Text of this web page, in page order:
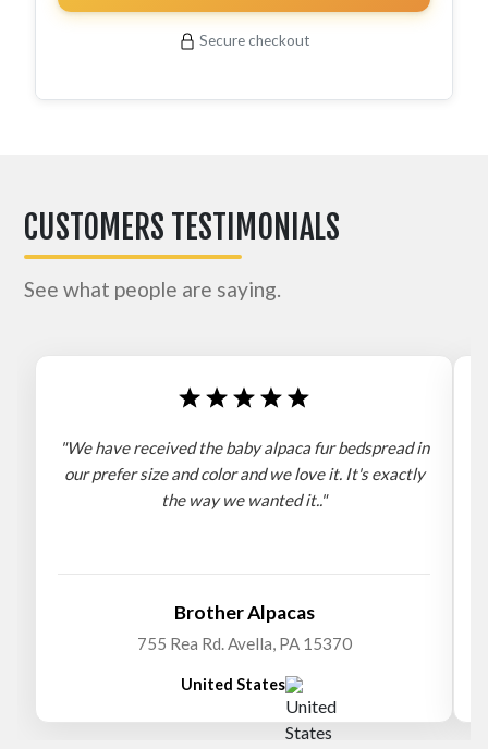
Secure checkout
CUSTOMERS TESTIMONIALS
See what people are saying.
"We have received the baby alpaca fur bedspread in
our prefer size and color and we love it. It's exactly
the way we wanted it.."
Brother Alpacas
755 Rea Rd. Avella, PA 15370
United States